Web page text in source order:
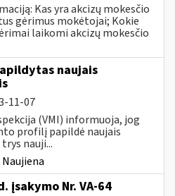
Kas yra akcizų mokesčio
gėrimus mokėtojai; Kokie
laikomi akcizų mokesčio
naujais
11-07
(VMI) informuoja, jog
profilį papildė naujais
trys nauji...
Naujiena
įsakymo Nr. VA-64